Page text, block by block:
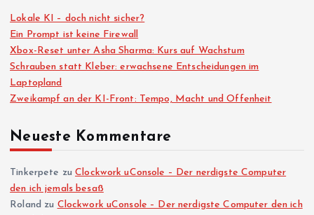
Lokale KI – doch nicht sicher?
Ein Prompt ist keine Firewall
Xbox-Reset unter Asha Sharma: Kurs auf Wachstum
Schrauben statt Kleber: erwachsene Entscheidungen im
Laptopland
Zweikampf an der KI-Front: Tempo, Macht und Offenheit
Neueste Kommentare
Tinkerpete zuClockwork uConsole – Der nerdigste Computer
den ich jemals besaß
Roland zu Clockwork uConsole – Der nerdigste Computer den ich